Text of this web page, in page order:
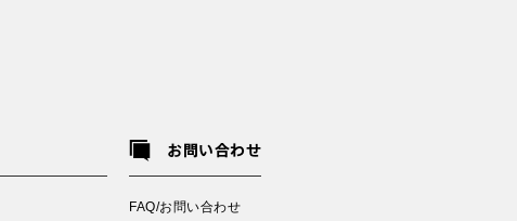
お問い合わせ
FAQ/お問い合わせ